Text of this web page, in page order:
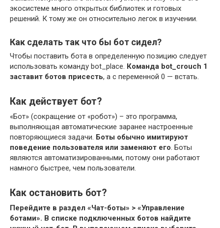
экосистеме много открытых библиотек и готовых
решений. К тому же он относительно легок в изучении.
Как сделать так что бы бот сидел?
Чтобы поставить бота в определенную позицию следует
использовать команду bot_place. Команда bot_crouch 1
заставит ботов присесть, а с переменной 0 — встать.
Как действует бот?
«Бот» (сокращение от «робот») – это программа,
выполняющая автоматические заранее настроенные
повторяющиеся задачи. Боты обычно имитируют
поведение пользователя или заменяют его. Боты
являются автоматизированными, потому они работают
намного быстрее, чем пользователи.
Как остановить бот?
Перейдите в раздел «Чат-боты» > «Управление
ботами». В списке подключенных ботов найдите